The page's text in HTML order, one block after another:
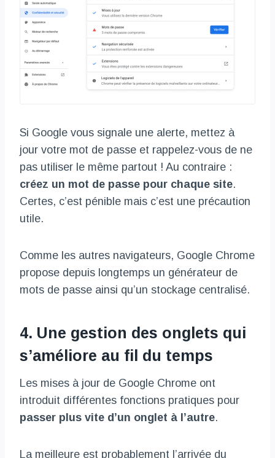
Si Google vous signale une alerte, mettez à
jour votre mot de passe et rappelez-vous de ne
pas utiliser le même partout ! Au contraire :
créez un mot de passe pour chaque site.
Certes, c’est pénible mais c’est une précaution
utile.
Comme les autres navigateurs, Google Chrome
propose depuis longtemps un générateur de
mots de passe ainsi qu’un stockage centralisé.
4. Une gestion des onglets qui
s’améliore au fil du temps
Les mises à jour de Google Chrome ont
introduit différentes fonctions pratiques pour
passer plus vite d’un onglet à l’autre.
La meilleure est probablement l’arrivée du